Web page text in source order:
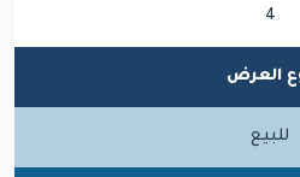
4
العرض
للبيع